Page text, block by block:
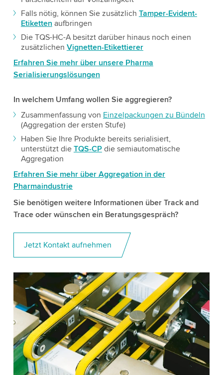
Falls nötig, können Sie zusätzlich Tamper-Evident-
Etiketten aufbringen
Die TQS-HC-A besitzt darüber hinaus noch einen
zusätzlichen Vignetten-Etikettierer
Erfahren Sie mehr über unsere Pharma
Serialisierungslösungen
In welchem Umfang wollen Sie aggregieren?
Zusammenfassung von Einzelpackungen zu Bündeln
(Aggregation der ersten Stufe)
Haben Sie Ihre Produkte bereits serialisiert,
unterstützt die TQS-CPdie semiautomatische
Aggregation
Erfahren Sie mehr über Aggregation in der
Pharmaindustrie
Sie benötigen weitere Informationen über Track and
Trace oder wünschen ein Beratungsgespräch?
Jetzt Kontakt aufnehmen